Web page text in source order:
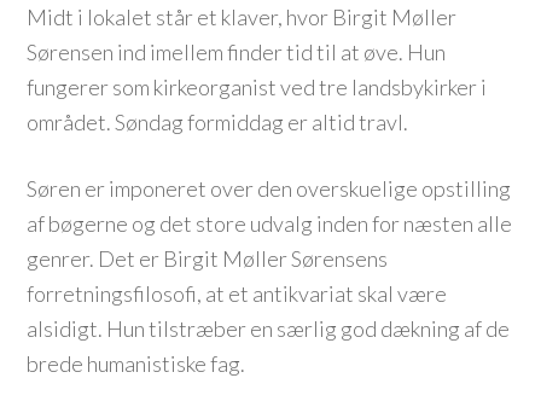
Midt i lokalet står et klaver, hvor Birgit Møller
Sørensen ind imellem finder tid til at øve. Hun
fungerer som kirkeorganist ved tre landsbykirker i
området. Søndag formiddag er altid travl.
Søren er imponeret over den overskuelige opstilling
af bøgerne og det store udvalg inden for næsten alle
genrer. Det er Birgit Møller Sørensens
forretningsfilosofi, at et antikvariat skal være
alsidigt. Hun tilstræber en særlig god dækning af de
brede humanistiske fag.